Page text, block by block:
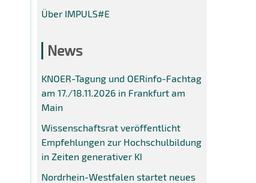
Über IMPULS#E
News
KNOER-Tagung und OERinfo-Fachtag
am 17./18.11.2026 in Frankfurt am
Main
Wissenschaftsrat veröffentlicht
Empfehlungen zur Hochschulbildung
in Zeiten generativer KI
Nordrhein-Westfalen startet neues